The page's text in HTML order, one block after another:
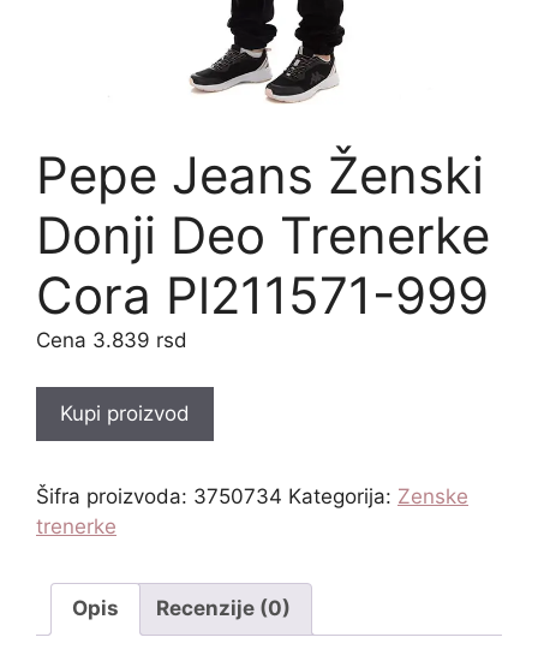
Pepe Jeans Ženski
Donji Deo Trenerke
Cora Pl211571-999
3.839 rsd
Kupi proizvod
Šifra proizvoda: 3750734 Kategorija: Zenske
trenerke
Opis Recenzije (0)